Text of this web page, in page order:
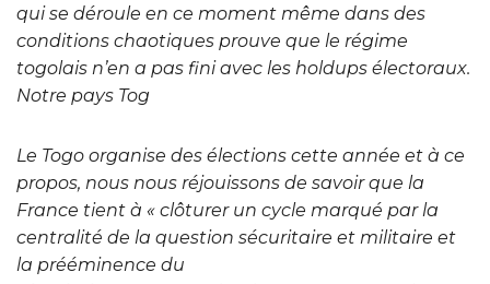
qui se déroule en ce moment même dans des
conditions chaotiques prouve que le régime
togolais n’en a pas fini avec les holdups électoraux.
Notre pays Tog
Le Togo organise des élections cette année et à ce
propos, nous nous réjouissons de savoir que la
France tient à « clôturer un cycle marqué par la
centralité de la question sécuritaire et militaire et
la prééminence du